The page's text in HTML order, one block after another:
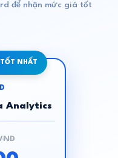
để nhận mức giá tốt
NHẤT
Analytics